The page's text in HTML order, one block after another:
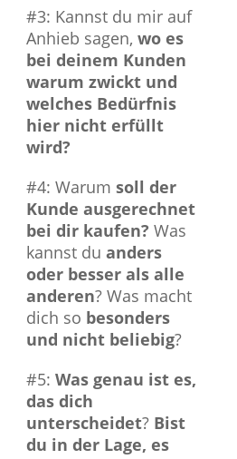
#3: Kannst du mir auf
Anhieb sagen, wo es
bei deinem Kunden
warum zwickt und
welches Bedürfnis
hier nicht erfüllt
wird?
#4: Warum soll der
Kunde ausgerechnet
bei dir kaufen? Was
kannst du anders
oder besser als alle
anderen? Was macht
dich so besonders
und nicht beliebig?
#5: Was genau ist es,
das dich
unterscheidet? Bist
du in der Lage, es